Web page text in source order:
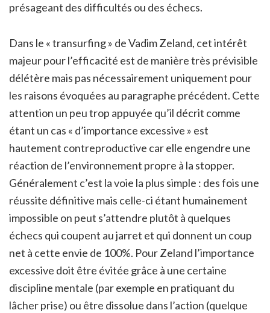
présageant des difficultés ou des échecs.
Dans le « transurfing » de Vadim Zeland, cet intérêt
majeur pour l’efficacité est de manière très prévisible
délétère mais pas nécessairement uniquement pour
les raisons évoquées au paragraphe précédent. Cette
attention un peu trop appuyée qu’il décrit comme
étant un cas « d’importance excessive » est
hautement contreproductive car elle engendre une
réaction de l’environnement propre à la stopper.
Généralement c’est la voie la plus simple : des fois une
réussite définitive mais celle-ci étant humainement
impossible on peut s’attendre plutôt à quelques
échecs qui coupent au jarret et qui donnent un coup
net à cette envie de 100%. Pour Zeland l’importance
excessive doit être évitée grâce à une certaine
discipline mentale (par exemple en pratiquant du
lâcher prise) ou être dissolue dans l’action (quelque